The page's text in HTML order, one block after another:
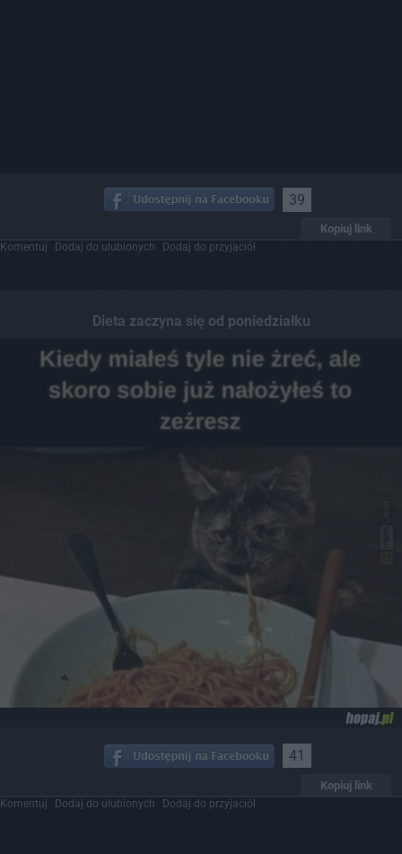
39
Kopiuj link
Komentuj Dodaj do ulubionych Dodaj do przyjaciół
Dieta zaczyna się od poniedziałku
41
Kopiuj link
Komentuj Dodaj do ulubionych Dodaj do przyjaciół